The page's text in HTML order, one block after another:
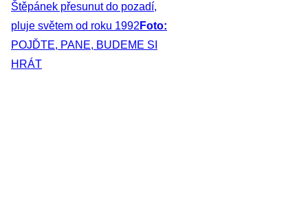
Štěpánek přesunut do pozadí,
pluje světem od roku 1992 Foto:
POJĎTE, PANE, BUDEME SI
HRÁT